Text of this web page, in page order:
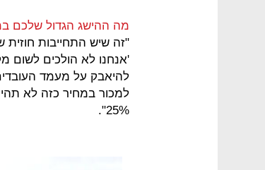
מה ההישג הגדול שלכם
'אנחנו לא הולכים לשום
להיאבק על מעמד
25%".